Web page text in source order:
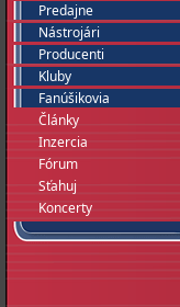
Predajne
Nástrojári
Producenti
Kluby
Fanúšikovia
Články
Inzercia
Fórum
Sťahuj
Koncerty